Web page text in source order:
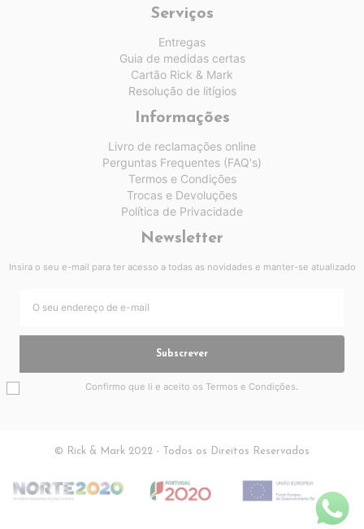
Serviços
Entregas
Guia de medidas certas
Cartão Rick & Mark
Resolução de litígios
Informações
Livro de reclamações online
Perguntas Frequentes (FAQ's)
Termos e Condições
Trocas e Devoluções
Política de Privacidade
Newsletter
Insira o seu e-mail para ter acesso a todas as novidades e manter-se atualizado
Subscrever
Confirmo que li e aceito os Termos e Condições
© Rick & Mark 2022 - Todos os Direitos Reservados